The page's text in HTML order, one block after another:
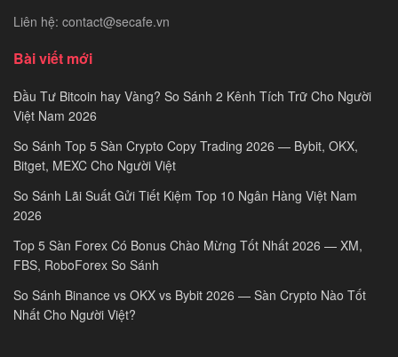
Liên hệ: contact@secafe.vn
Bài viết mới
Đầu Tư Bitcoin hay Vàng? So Sánh 2 Kênh Tích Trữ Cho Người
Việt Nam 2026
So Sánh Top 5 Sàn Crypto Copy Trading 2026 — Bybit, OKX,
Bitget, MEXC Cho Người Việt
So Sánh Lãi Suất Gửi Tiết Kiệm Top 10 Ngân Hàng Việt Nam
2026
Top 5 Sàn Forex Có Bonus Chào Mừng Tốt Nhất 2026 — XM,
FBS, RoboForex So Sánh
So Sánh Binance vs OKX vs Bybit 2026 — Sàn Crypto Nào Tốt
Nhất Cho Người Việt?